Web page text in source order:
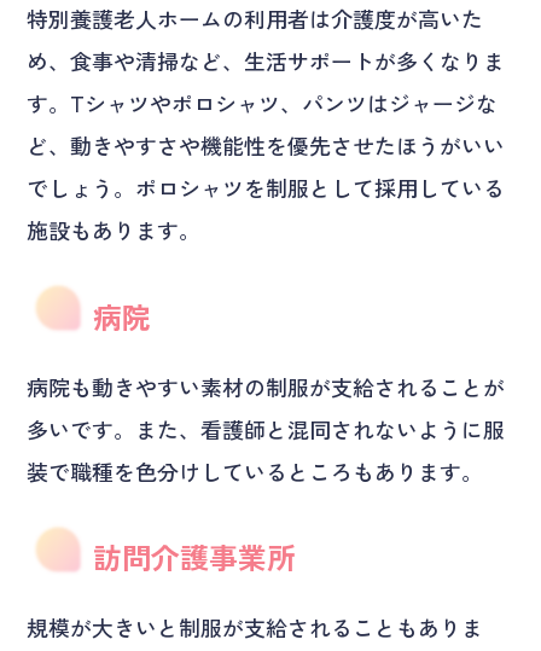
特別養護老人ホームの利用者は介護度が高いた
め、食事や清掃など、生活サポートが多くなりま
す。Tシャツやポロシャツ、パンツはジャージな
ど、動きやすさや機能性を優先させたほうがいい
でしょう。ポロシャツを制服として採用している
施設もあります。
病院
病院も動きやすい素材の制服が支給されることが
多いです。また、看護師と混同されないように服
装で職種を色分けしているところもあります。
訪問介護事業所
規模が大きいと制服が支給されることもありま